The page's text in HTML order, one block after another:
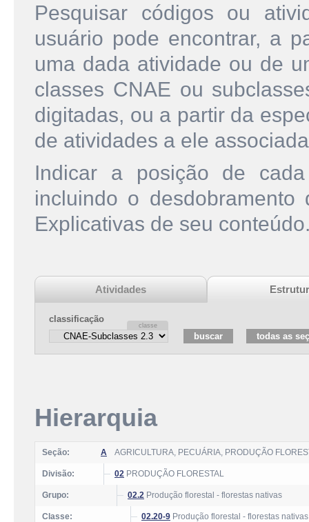
Pesquisar códigos ou
usuário pode encontrar, a
uma dada atividade ou de
classes CNAE ou
digitadas, ou a partir da
de atividades a ele
Indicar a posição de
incluindo o
Explicativas de seu
Atividades
classificação
Hierarquia
Seção: A AGRICULTURA, PECUÁRIA, PRODUÇÃO
Divisão: 02 PRODUÇÃO FLORESTAL
Grupo: 02.2 Produção florestal - florestas nativas
Classe: 02.20-9 Produção florestal - florestas nativas